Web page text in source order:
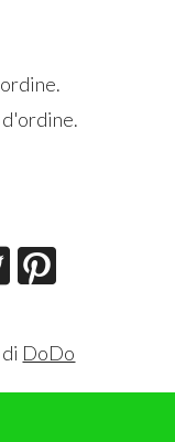
DoDo